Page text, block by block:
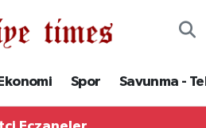
Ekonomi Spor Savunma -